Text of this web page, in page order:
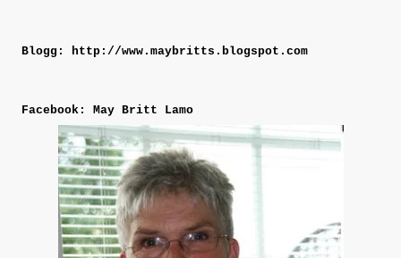
Blogg: http://www.maybritts.blogspot.com
Facebook: May Britt Lamo